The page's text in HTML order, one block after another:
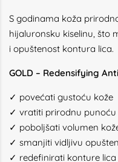
S godinama koža
hijaluronsku kiselinu, što
i opuštenost kontura lica.
GOLD – Redensifying
✓ povećati gustoću kože
✓ vratiti prirodnu punoću
✓ poboljšati volumen
✓ smanjiti vidljivu
✓ redefinirati konture lica